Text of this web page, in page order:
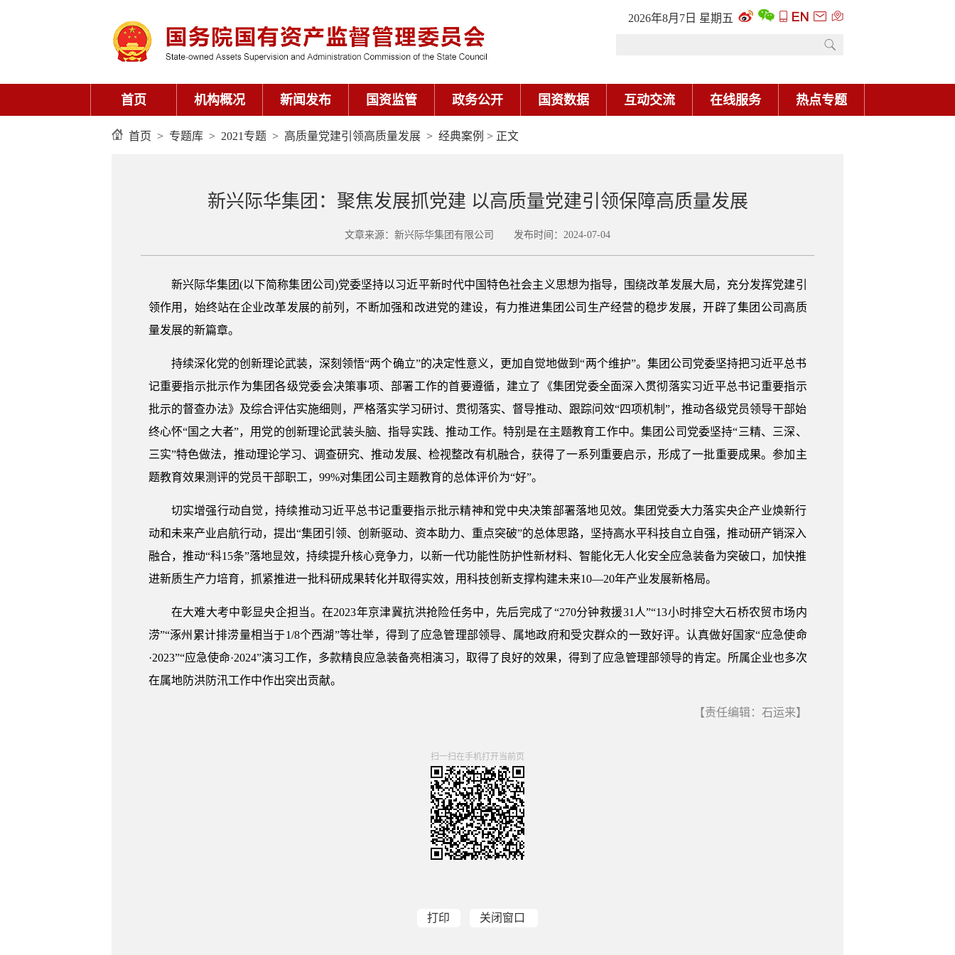
2026年8月7日 星期五
首页 机构概况 新闻发布 国资监管 政务公开 国资数据 互动交流 在线服务 热点专题
首页 > 专题库 > 2021专题 > 高质量党建引领高质量发展 > 经典案例 > 正文
新兴际华集团：聚焦发展抓党建 以高质量党建引领保障高质量发展
文章来源：新兴际华集团有限公司 发布时间：2024-07-04
新兴际华集团(以下简称集团公司)党委坚持以习近平新时代中国特色社会主义思想为指导，围绕改革发展大局，充分发挥党建引
领作用，始终站在企业改革发展的前列，不断加强和改进党的建设，有力推进集团公司生产经营的稳步发展，开辟了集团公司高质
量发展的新篇章。
持续深化党的创新理论武装，深刻领悟“两个确立”的决定性意义，更加自觉地做到“两个维护”。集团公司党委坚持把习近平总书
记重要指示批示作为集团各级党委会决策事项、部署工作的首要遵循，建立了《集团党委全面深入贯彻落实习近平总书记重要指示
批示的督查办法》及综合评估实施细则，严格落实学习研讨、贯彻落实、督导推动、跟踪问效“四项机制”，推动各级党员领导干部始
终心怀“国之大者”，用党的创新理论武装头脑、指导实践、推动工作。特别是在主题教育工作中。集团公司党委坚持“三精、三深、
三实”特色做法，推动理论学习、调查研究、推动发展、检视整改有机融合，获得了一系列重要启示，形成了一批重要成果。参加主
题教育效果测评的党员干部职工，99%对集团公司主题教育的总体评价为“好”。
切实增强行动自觉，持续推动习近平总书记重要指示批示精神和党中央决策部署落地见效。集团党委大力落实央企产业焕新行
动和未来产业启航行动，提出“集团引领、创新驱动、资本助力、重点突破”的总体思路，坚持高水平科技自立自强，推动研产销深入
融合，推动“科15条”落地显效，持续提升核心竞争力，以新一代功能性防护性新材料、智能化无人化安全应急装备为突破口，加快推
进新质生产力培育，抓紧推进一批科研成果转化并取得实效，用科技创新支撑构建未来10—20年产业发展新格局。
在大难大考中彰显央企担当。在2023年京津冀抗洪抢险任务中，先后完成了“270分钟救援31人”“13小时排空大石桥农贸市场内
涝”“涿州累计排涝量相当于1/8个西湖”等壮举，得到了应急管理部领导、属地政府和受灾群众的一致好评。认真做好国家“应急使命
·2023”“应急使命·2024”演习工作，多款精良应急装备亮相演习，取得了良好的效果，得到了应急管理部领导的肯定。所属企业也多次
在属地防洪防汛工作中作出突出贡献。
【责任编辑：石运来】
扫一扫在手机打开当前页
打印 关闭窗口